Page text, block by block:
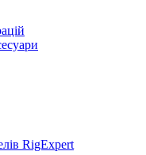
RigExpert